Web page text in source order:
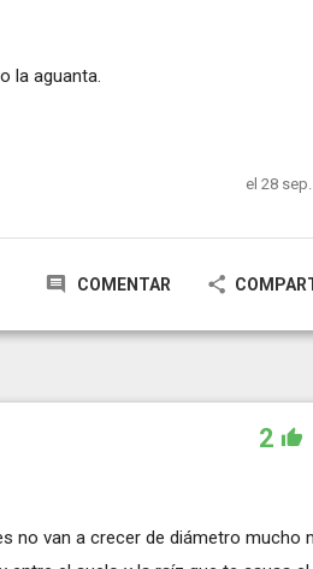
la aguanta.
el 28
COMENTAR
2
no van a crecer de diámetro mucho